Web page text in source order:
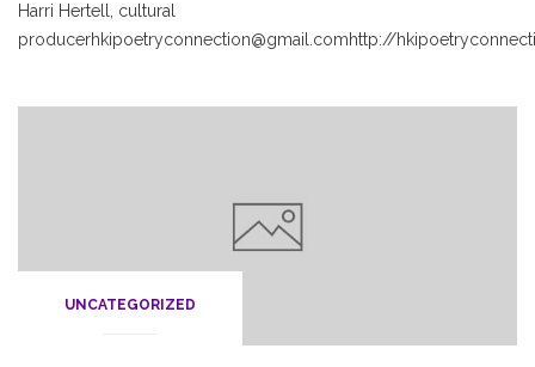
Harri Hertell, cultural
producerhkipoetryconnection@gmail.comhttp://
UNCATEGORIZED